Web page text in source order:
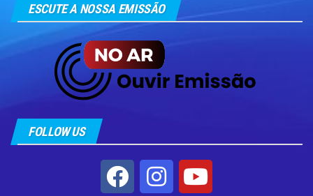
ESCUTE A NOSSA EMISSÃO
FOLLOW US